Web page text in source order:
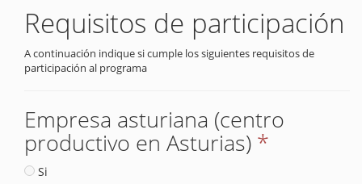
Requisitos de participación
A continuación indique si cumple los siguientes requisitos de
participación al programa
Empresa asturiana (centro
productivo en Asturias) *
Si